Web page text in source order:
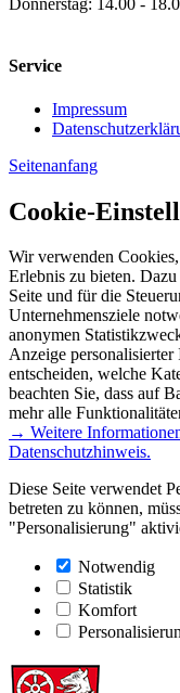
Donnerstag: 14.00 -
Service
Impressum
Seitenanfang
Cookie-
Wir verwenden
Erlebnis zu bieten.
Seite und für die
Unternehmensziele
anonymen
Anzeige personalisierter
entscheiden, welche
beachten Sie, dass auf
mehr alle
→ Weitere
Datenschutzhinweis.
Diese Seite verwendet
betreten zu können,
"Personalisierung"
Notwendig
Statistik
Komfort